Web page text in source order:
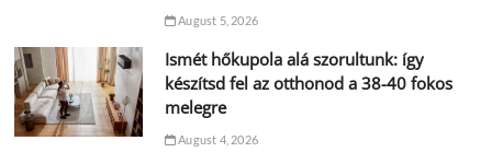
August 5, 2026
Ismét hőkupola alá szorultunk: így
készítsd fel az otthonod a 38-40 fokos
melegre
August 4, 2026